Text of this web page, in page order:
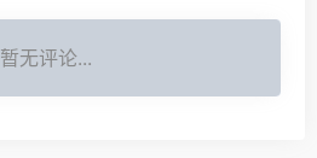
暂无评论...